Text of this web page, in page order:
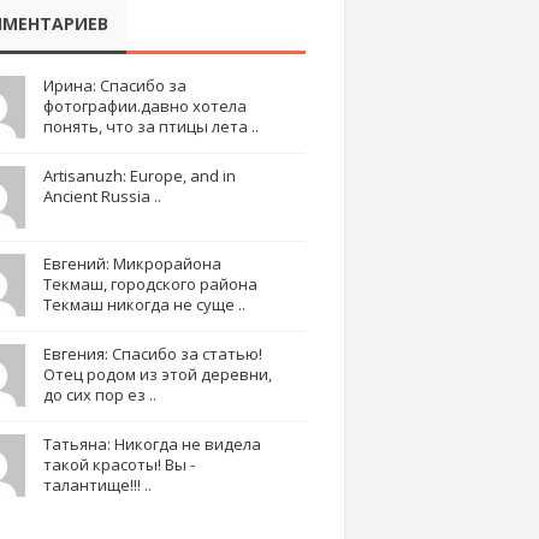
Ирина: Спасибо за
фотографии.давно хотела
понять, что за птицы лета ..
Artisanuzh: Europe, and in
Ancient Russia ..
Евгений: Микрорайона
Текмаш, городского района
Текмаш никогда не суще ..
Евгения: Спасибо за статью!
Отец родом из этой деревни,
до сих пор ез ..
Татьяна: Никогда не видела
такой красоты! Вы -
талантище!!! ..